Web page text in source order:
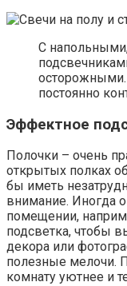
С
осторожными.
постоянно
Эффектное
Полочки – очень
открытых полках
бы иметь
внимание. Иногда
помещении,
подсветка, чтобы
декора или
полезные мелочи.
комнату уютнее и